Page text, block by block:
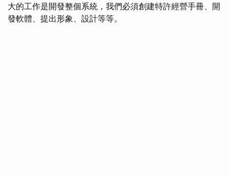
大的工作是開發整個系統，我們必須創建特許經營手冊、開
發軟體、提出形象、設計等等。